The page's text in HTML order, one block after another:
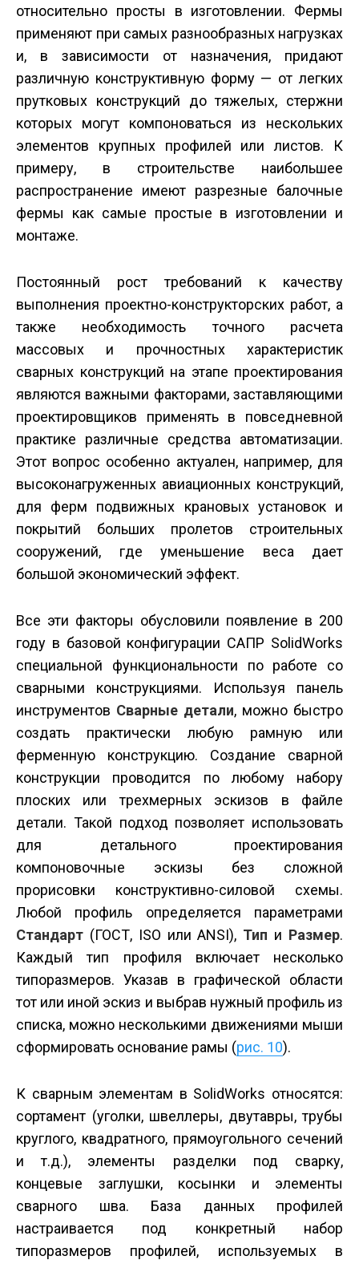
относительно просты в изготовлении. Фермы
применяют при самых разнообразных нагрузках
и, в зависимости от назначения, придают
различную конструктивную форму — от легких
прутковых конструкций до тяжелых, стержни
которых могут компоноваться из нескольких
элементов крупных профилей или листов. К
примеру, в строительстве наибольшее
распространение имеют разрезные балочные
фермы как самые простые в изготовлении и
монтаже.
Постоянный рост требований к качеству
выполнения проектно-конструкторских работ, а
также необходимость точного расчета
массовых и прочностных характеристик
сварных конструкций на этапе проектирования
являются важными факторами, заставляющими
проектировщиков применять в повседневной
практике различные средства автоматизации.
Этот вопрос особенно актуален, например, для
высоконагруженных авиационных конструкций,
для ферм подвижных крановых установок и
покрытий больших пролетов строительных
сооружений, где уменьшение веса дает
большой экономический эффект.
Все эти факторы обусловили появление в 200
году в базовой конфигурации САПР SolidWorks
специальной функциональности по работе со
сварными конструкциями. Используя панель
инструментов Сварные детали, можно быстро
создать практически любую рамную или
ферменную конструкцию. Создание сварной
конструкции проводится по любому набору
плоских или трехмерных эскизов в файле
детали. Такой подход позволяет использовать
для детального проектирования
компоновочные эскизы без сложной
прорисовки конструктивно-силовой схемы.
Любой профиль определяется параметрами
Стандарт (ГОСТ, ISO или ANSI), Тип и Размер.
Каждый тип профиля включает несколько
типоразмеров. Указав в графической области
тот или иной эскиз и выбрав нужный профиль из
списка, можно несколькими движениями мыши
сформировать основание рамы (рис. 10).
К сварным элементам в SolidWorks относятся:
сортамент (уголки, швеллеры, двутавры, трубы
круглого, квадратного, прямоугольного сечений
и т.д.), элементы разделки под сварку,
концевые заглушки, косынки и элементы
сварного шва. База данных профилей
настраивается под конкретный набор
типоразмеров профилей, используемых в